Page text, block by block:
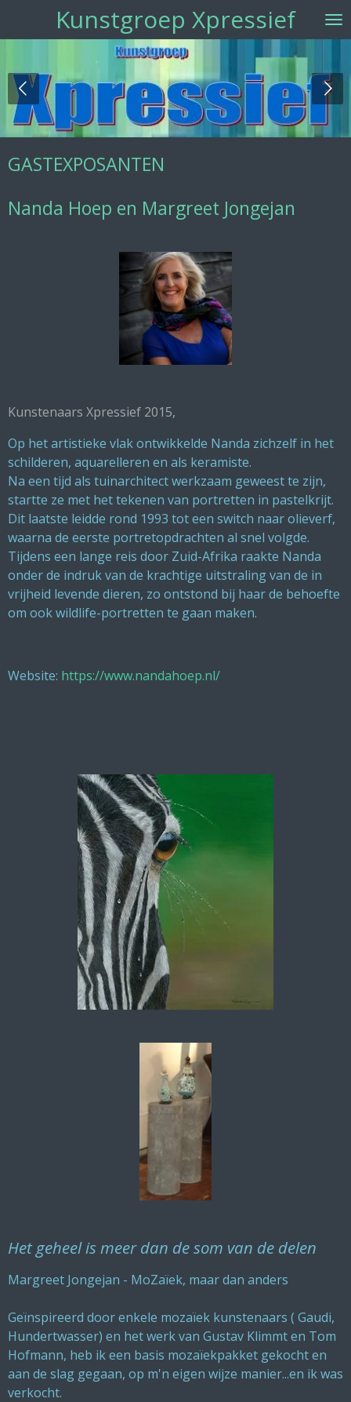
de
hoofdinhoud
Kunstgroep Xpressief
GASTEXPOSANTEN
Nanda Hoep en Margreet Jongejan
Kunstenaars Xpressief 2015,
Op het artistieke vlak ontwikkelde Nanda zichzelf in het
schilderen, aquarelleren en als keramiste.
Na een tijd als tuinarchitect werkzaam geweest te zijn,
startte ze met het tekenen van portretten in pastelkrijt.
Dit laatste leidde rond 1993 tot een switch naar olieverf,
waarna de eerste portretopdrachten al snel volgde.
Tijdens een lange reis door Zuid-Afrika raakte Nanda
onder de indruk van de krachtige uitstraling van de in
vrijheid levende dieren, zo ontstond bij haar de behoefte
om ook wildlife-portretten te gaan maken.
Website: https://www.nandahoep.nl/
Het geheel is meer dan de som van de delen
Margreet Jongejan - MoZaïek, maar dan anders
Geïnspireerd door enkele mozaïek kunstenaars ( Gaudi,
Hundertwasser) en het werk van Gustav Klimmt en Tom
Hofmann, heb ik een basis mozaïekpakket gekocht en
aan de slag gegaan, op m'n eigen wijze manier...en ik was
verkocht.